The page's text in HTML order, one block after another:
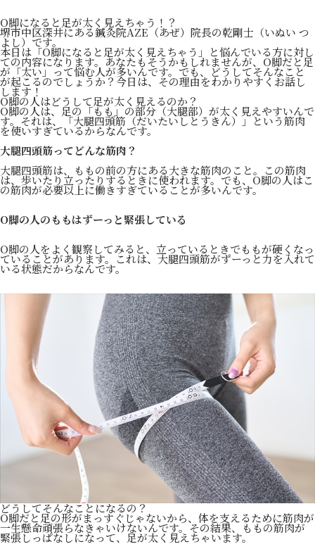
O脚になると足が太く見えちゃう！？
堺市中区深井にある鍼灸院AZE（あぜ）院長の乾剛士（いぬい つ
よし）です。
本日は「O脚になると足が太く見えちゃう」と悩んでいる方に対し
ての内容になります。あなたもそうかもしれませんが、O脚だと足
が「太い」って悩む人が多いんです。でも、どうしてそんなこと
が起こるのでしょうか？今日は、その理由をわかりやすくお話し
します！
O脚の人はどうして足が太く見えるのか？
O脚の人は、足の「もも」の部分（大腿部）が太く見えやすいんで
す。それは、「大腿四頭筋（だいたいしとうきん）」という筋肉
を使いすぎているからなんです。
大腿四頭筋ってどんな筋肉？
大腿四頭筋は、ももの前の方にある大きな筋肉のこと。この筋肉
は、歩いたり立ったりするときに使われます。でも、O脚の人はこ
の筋肉が必要以上に働きすぎていることが多いんです。
O脚の人のももはずーっと緊張している
O脚の人をよく観察してみると、立っているときでももが硬くなっ
ていることがあります。これは、大腿四頭筋がずーっと力を入れて
いる状態だからなんです。
どうしてそんなことになるの？
O脚だと足の形がまっすぐじゃないから、体を支えるために筋肉が
一生懸命頑張らなきゃいけないんです。その結果、ももの筋肉が
緊張しっぱなしになって、足が太く見えちゃいます。